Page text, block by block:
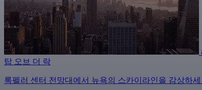
탑 오브 더 락
록펠러 센터 전망대에서 뉴욕의 스카이라인을 감상하세